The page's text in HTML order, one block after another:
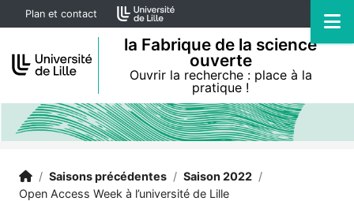
Accéder au menu principal
Accéder au contenu
Plan et contact
la Fabrique de la science
ouverte
Ouvrir la recherche : place à la
pratique !
Accueil
Accueil
/ Saisons précédentes / Saison 2022 /
Open Access Week à l’université de Lille